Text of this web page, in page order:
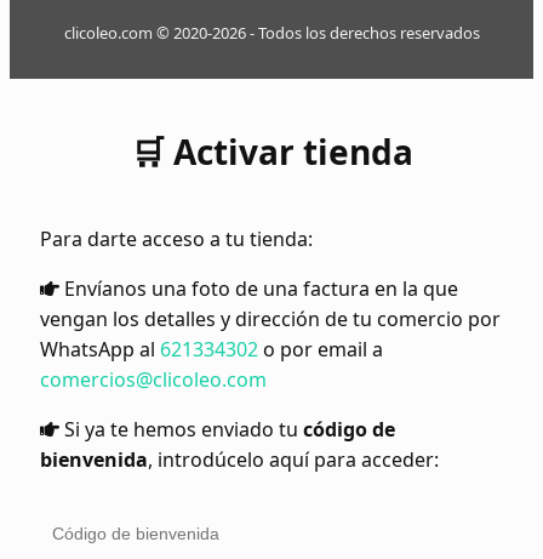
clicoleo.com © 2020-2026 - Todos los derechos reservados
🛒 Activar tienda
Para darte acceso a tu tienda:
Envíanos una foto de una factura en la que
vengan los detalles y dirección de tu comercio por
WhatsApp al 621334302o por email a
comercios@clicoleo.com
Si ya te hemos enviado tu código de
bienvenida, introdúcelo aquí para acceder: